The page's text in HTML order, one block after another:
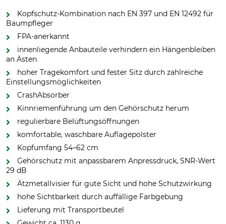
Kopfschutz-Kombination nach EN 397 und EN 12492 für
Baumpfleger
FPA-anerkannt
innenliegende Anbauteile verhindern ein Hängenbleiben
an Ästen
hoher Tragekomfort und fester Sitz durch zahlreiche
Einstellungsmöglichkeiten
CrashAbsorber
Kinnriemenführung um den Gehörschutz herum
regulierbare Belüftungsöffnungen
komfortable, waschbare Auflagepolster
Kopfumfang 54–62 cm
Gehörschutz mit anpassbarem Anpressdruck, SNR-Wert
29 dB
Ätzmetallvisier für gute Sicht und hohe Schutzwirkung
hohe Sichtbarkeit durch auffällige Farbgebung
Lieferung mit Transportbeutel